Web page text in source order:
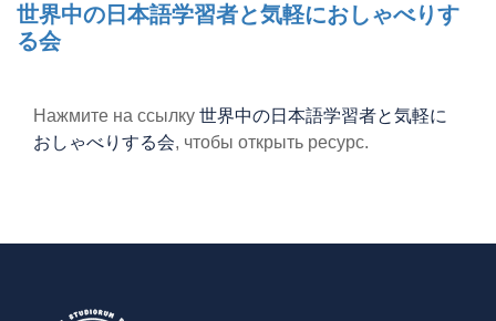
世界中の日本語学習者と気軽におしゃべりす
る会
Нажмите на ссылку 世界中の日本語学習者と気軽に
おしゃべりする会, чтобы открыть ресурс.